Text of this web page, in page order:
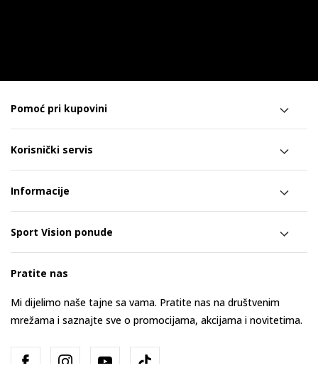
Pomoć pri kupovini
Korisnički servis
Informacije
Sport Vision ponude
Pratite nas
Mi dijelimo naše tajne sa vama. Pratite nas na društvenim
mrežama i saznajte sve o promocijama, akcijama i novitetima.